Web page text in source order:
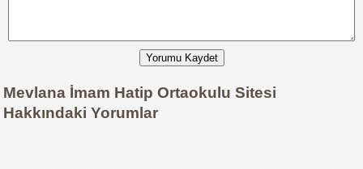
Yorumu Kaydet
Mevlana İmam Hatip Ortaokulu Sitesi
Hakkındaki Yorumlar